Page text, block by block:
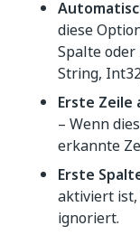
diese
Spalte
String,
Erste
– Wenn
erkannte
Erste
aktiviert
ignoriert.